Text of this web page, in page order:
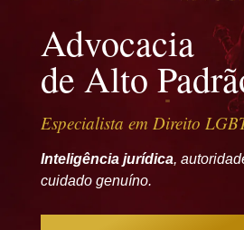
Advocacia
de Alto
Especialista em Direito
Inteligência jurídica,
cuidado genuíno.